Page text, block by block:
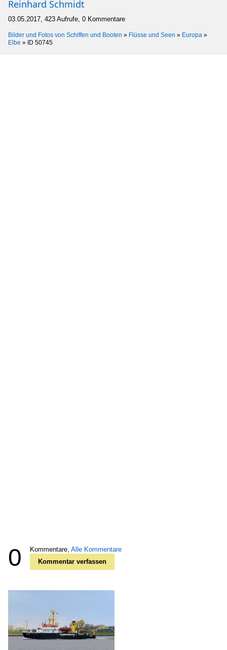
Reinhard Schmidt
03.05.2017, 423 Aufrufe, 0 Kommentare
Bilder und Fotos von Schiffen und Booten » Flüsse und Seen » Europa »
Elbe » ID 50745
0 Kommentare, Alle Kommentare
Kommentar verfassen